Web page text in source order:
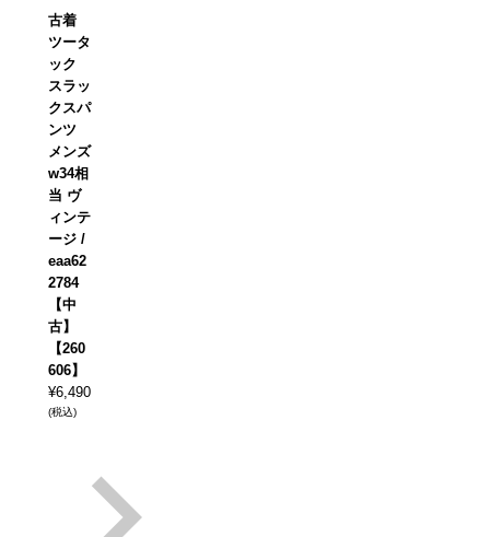
古着
ツータ
ック
スラッ
クスパ
ンツ
メンズ
w34相
当 ヴ
ィンテ
ージ /
eaa62
2784
【中
古】
【260
606】
¥6,490
(税込)